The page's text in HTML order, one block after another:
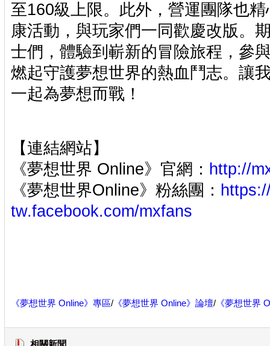
至160級上限。此外，營運團隊也
康活動，與玩家們一同歡慶改版。
士們，體驗到嶄新的冒險旅程，參
燃起守護夢想世界的熱血鬥志。讓
一起為夢想而戰！
【連結網站】
《夢想世界 Online》官網： http://
《夢想世界Online》粉絲團：
tw.facebook.com/mxfans
《夢想世界 Online》專區/ 《夢想世界 Online》論壇/ 《夢想世界